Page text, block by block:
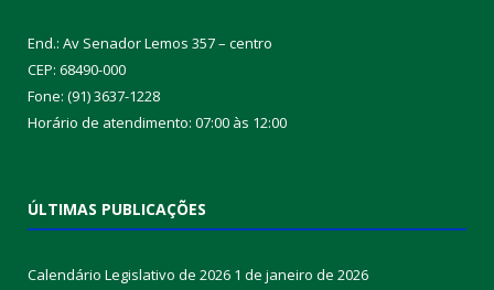
End.: Av Senador Lemos 357 – centro
CEP: 68490-000
Fone: (91) 3637-1228
Horário de atendimento: 07:00 às 12:00
ÚLTIMAS PUBLICAÇÕES
Calendário Legislativo de 2026 1 de janeiro de 2026